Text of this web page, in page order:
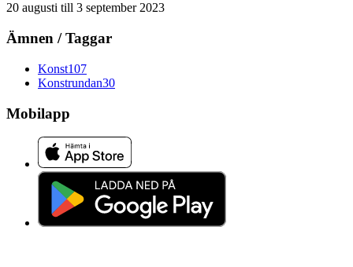
20 augusti till 3 september 2023
Ämnen / Taggar
Konst107
Konstrundan30
Mobilapp